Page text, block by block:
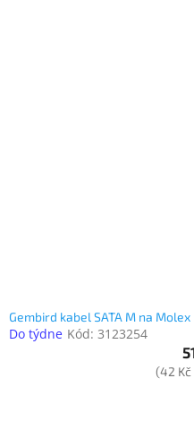
Gembird kabel SATA M na Molex
Do týdne Kód: 3123254
(42 Kč